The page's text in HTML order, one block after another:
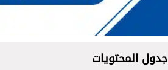
جدول المحتويات